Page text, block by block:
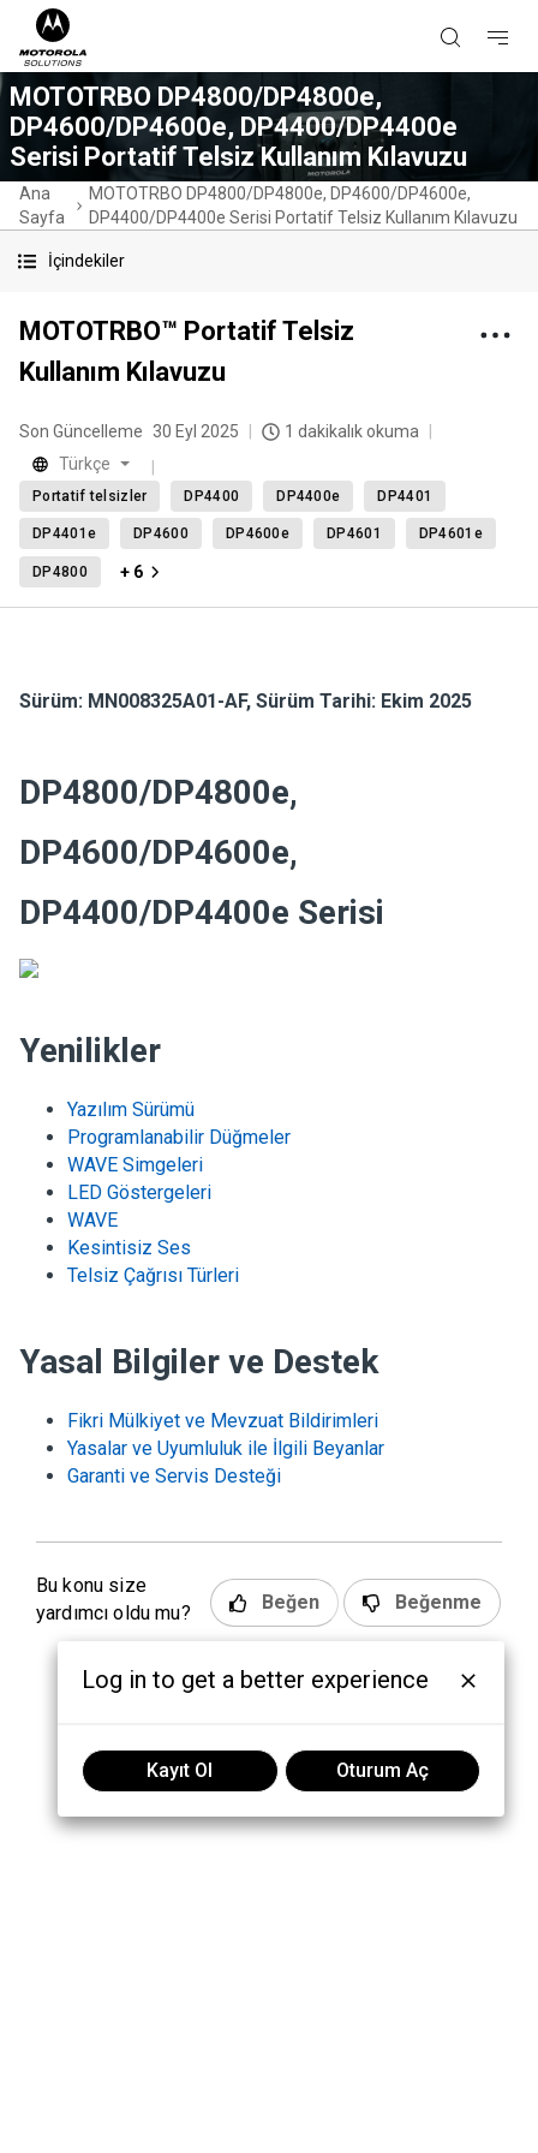
MOTOTRBO DP4800/DP4800e,
DP4600/DP4600e, DP4400/DP4400e
Serisi Portatif Telsiz Kullanım Kılavuzu
Ana
Sayfa
MOTOTRBO DP4800/DP4800e, DP4600/DP4600e,
DP4400/DP4400e Serisi Portatif Telsiz Kullanım Kılavuzu
İçindekiler
MOTOTRBO™ Portatif Telsiz
Kullanım Kılavuzu
Son Güncelleme 30 Eyl 2025
1 dakikalık okuma
Türkçe
Portatif telsizler DP4400 DP4400e DP4401
DP4401e DP4600 DP4600e DP4601 DP4601e
DP4800 + 6
Sürüm: MN008325A01-AF, Sürüm Tarihi: Ekim 2025
DP4800/DP4800e,
DP4600/DP4600e,
DP4400/DP4400e Serisi
Yenilikler
Yazılım Sürümü
Programlanabilir Düğmeler
WAVE Simgeleri
LED Göstergeleri
WAVE
Kesintisiz Ses
Telsiz Çağrısı Türleri
Yasal Bilgiler ve Destek
Fikri Mülkiyet ve Mevzuat Bildirimleri
Yasalar ve Uyumluluk ile İlgili Beyanlar
Garanti ve Servis Desteği
Bu konu size
yardımcı oldu mu?
Beğen Beğenme
Log in to get a better experience
Kayıt Ol Oturum Aç